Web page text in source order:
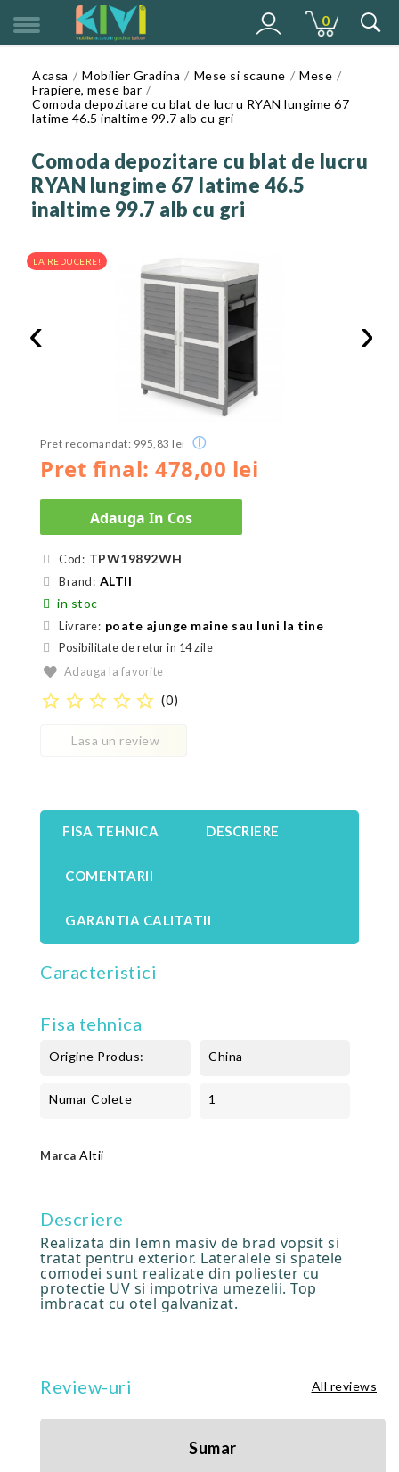
0
Acasa Mobilier Gradina Mese si scaune
Mese
Frapiere, mese bar
Comoda depozitare cu blat de lucru RYAN lungime 67
latime 46.5 inaltime 99.7 alb cu gri
Comoda depozitare cu blat de lucru
RYAN lungime 67 latime 46.5
inaltime 99.7 alb cu gri
LA REDUCERE!
‹ ›
Pret final: 478,00 lei
Pret recomandat: 995,83 lei ⓘ
Adauga In Cos
Cod: TPW19892WH
Brand: ALTII
in stoc
Livrare: poate ajunge maine sau luni la tine
Posibilitate de retur in 14 zile
Adauga la favorite
star_border star_border star_border star_border star_border (0)
Lasa un review
FISA TEHNICA DESCRIERE
COMENTARII
GARANTIA CALITATII
Caracteristici
Fisa tehnica
Origine Produs: China
Numar Colete 1
Marca Altii
Descriere
Realizata din lemn masiv de brad vopsit si
tratat pentru exterior. Lateralele si spatele
comodei sunt realizate din poliester cu
protectie UV si impotriva umezelii. Top
imbracat cu otel galvanizat.
Review-uri All reviews
Sumar